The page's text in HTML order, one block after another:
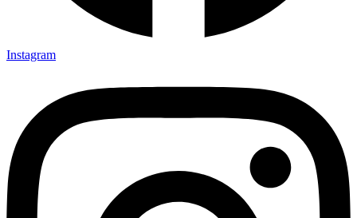
Instagram